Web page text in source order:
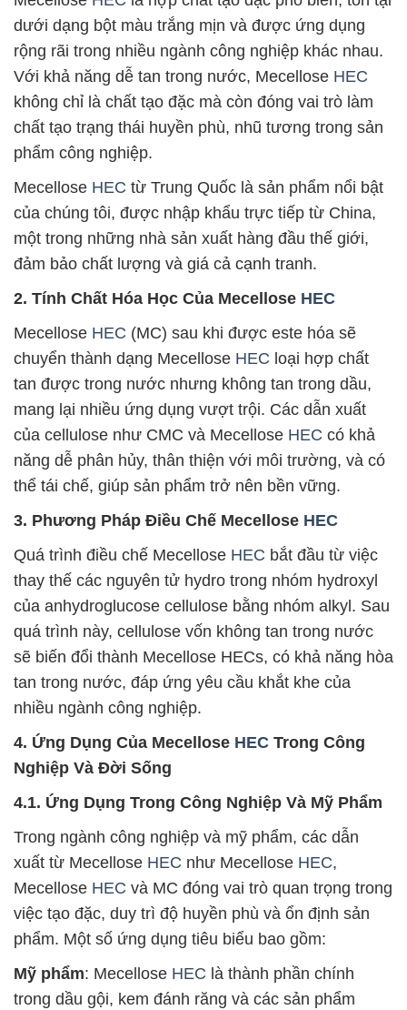
dưới dạng bột màu trắng mịn và được ứng dụng
rộng rãi trong nhiều ngành công nghiệp khác nhau.
Với khả năng dễ tan trong nước, Mecellose HEC
không chỉ là chất tạo đặc mà còn đóng vai trò làm
chất tạo trạng thái huyền phù, nhũ tương trong sản
phẩm công nghiệp.
Mecellose HEC từ Trung Quốc là sản phẩm nổi bật
của chúng tôi, được nhập khẩu trực tiếp từ China,
một trong những nhà sản xuất hàng đầu thế giới,
đảm bảo chất lượng và giá cả cạnh tranh.
2. Tính Chất Hóa Học Của Mecellose HEC
Mecellose HEC (MC) sau khi được este hóa sẽ
chuyển thành dạng Mecellose HEC loại hợp chất
tan được trong nước nhưng không tan trong dầu,
mang lại nhiều ứng dụng vượt trội. Các dẫn xuất
của cellulose như CMC và Mecellose HEC có khả
năng dễ phân hủy, thân thiện với môi trường, và có
thể tái chế, giúp sản phẩm trở nên bền vững.
3. Phương Pháp Điều Chế Mecellose HEC
Quá trình điều chế Mecellose HEC bắt đầu từ việc
thay thế các nguyên tử hydro trong nhóm hydroxyl
của anhydroglucose cellulose bằng nhóm alkyl. Sau
quá trình này, cellulose vốn không tan trong nước
sẽ biến đổi thành Mecellose HECs, có khả năng hòa
tan trong nước, đáp ứng yêu cầu khắt khe của
nhiều ngành công nghiệp.
4. Ứng Dụng Của Mecellose HEC Trong Công
Nghiệp Và Đời Sống
4.1. Ứng Dụng Trong Công Nghiệp Và Mỹ Phẩm
Trong ngành công nghiệp và mỹ phẩm, các dẫn
xuất từ Mecellose HEC như Mecellose HEC,
Mecellose HEC và MC đóng vai trò quan trọng trong
việc tạo đặc, duy trì độ huyền phù và ổn định sản
phẩm. Một số ứng dụng tiêu biểu bao gồm:
Mỹ phẩm: Mecellose HEC là thành phần chính
trong dầu gội, kem đánh răng và các sản phẩm